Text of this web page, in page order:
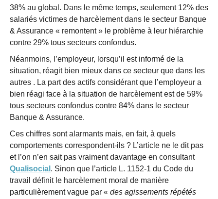
38% au global. Dans le même temps, seulement 12% des
salariés victimes de harcèlement dans le secteur Banque
& Assurance « remontent » le problème à leur hiérarchie
contre 29% tous secteurs confondus.
Néanmoins, l’employeur, lorsqu’il est informé de la
situation, réagit bien mieux dans ce secteur que dans les
autres . La part des actifs considérant que l’employeur a
bien réagi face à la situation de harcèlement est de 59%
tous secteurs confondus contre 84% dans le secteur
Banque & Assurance.
Ces chiffres sont alarmants mais, en fait, à quels
comportements correspondent-ils ? L’article ne le dit pas
et l’on n’en sait pas vraiment davantage en consultant
Qualisocial . Sinon que l’article L. 1152-1 du Code du
travail définit le harcèlement moral de manière
particulièrement vague par « des agissements répétés